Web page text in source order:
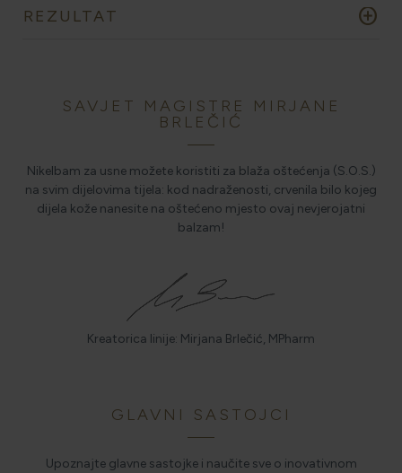
REZULTAT add_circle
SAVJET MAGISTRE MIRJANE
BRLEČIĆ
Nikelbam za usne možete koristiti za blaža oštećenja (S.O.S.)
na svim dijelovima tijela: kod nadraženosti, crvenila bilo kojeg
dijela kože nanesite na oštećeno mjesto ovaj nevjerojatni
balzam!
Kreatorica linije: Mirjana Brlečić, MPharm
GLAVNI SASTOJCI
Upoznajte glavne sastojke i naučite sve o inovativnom